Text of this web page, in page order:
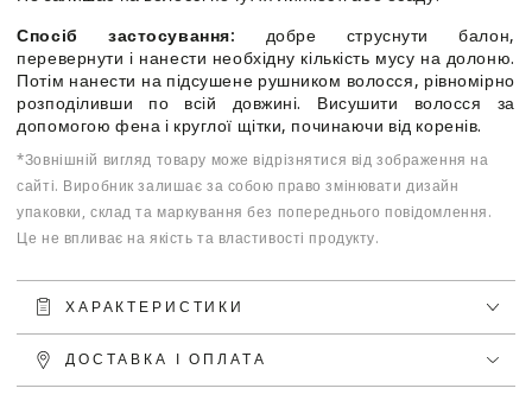
Спосіб застосування: добре струснути балон,
перевернути і нанести необхідну кількість мусу на долоню.
Потім нанести на підсушене рушником волосся, рівномірно
розподіливши по всій довжині. Висушити волосся за
допомогою фена і круглої щітки, починаючи від коренів.
*Зовнішній вигляд товару може відрізнятися від зображення на
сайті. Виробник залишає за собою право змінювати дизайн
упаковки, склад та маркування без попереднього повідомлення.
Це не впливає на якість та властивості продукту.
ХАРАКТЕРИСТИКИ
ДОСТАВКА І ОПЛАТА